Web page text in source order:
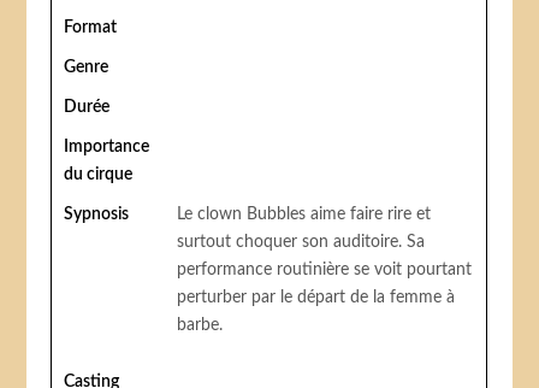
Format
Genre
Durée
Importance
du cirque
Sypnosis
Le clown Bubbles aime faire rire et
surtout choquer son auditoire. Sa
performance routinière se voit pourtant
perturber par le départ de la femme à
barbe.
Casting